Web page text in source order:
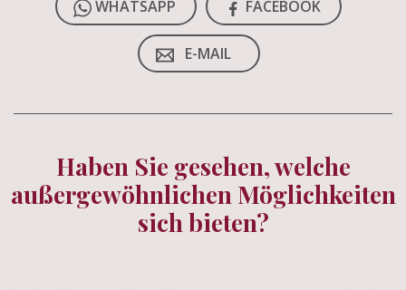
WHATSAPP FACEBOOK
E-MAIL
Haben Sie gesehen, welche
außergewöhnlichen Möglichkeiten
sich bieten?